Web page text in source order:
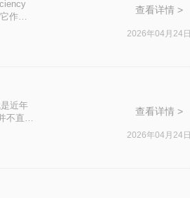
作为
查看详情 >
2026年04月24日
近年
不直接
查看详情 >
2026年04月24日